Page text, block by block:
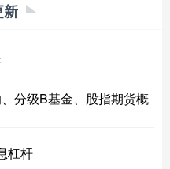
新
分级B基金、股指期货概
杠杆